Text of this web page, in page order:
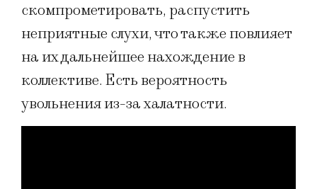
скомпрометировать, распустить
неприятные слухи, что также повлияет
на их дальнейшее нахождение в
коллективе. Есть вероятность
увольнения из-за халатности.